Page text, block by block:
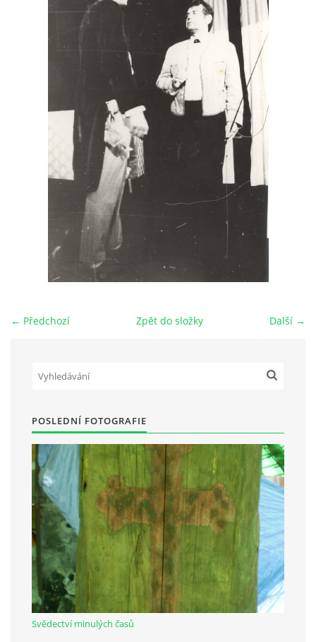
KDY, KDE A CO HRAJEME
HRY OD ROKU 1973
FOTOALBUM
ČLENOVÉ - SOUČASNOST
HRY DO ROKU 1973
MÍSTO PRO VAŠE VZKAZY!!
Občanská vzdělávací jednota "Komenský" v Choceradech z.s.
257 24 Chocerady
IČ: 498 28 614
Kontaktní osoba:
Mgr. Miroslava Cinkeisová
723 967 851
Mirkaci@email.cz
© 2026 eStránky.cz RSS
← Předchozí Další →
Zpět do složky
POSLEDNÍ FOTOGRAFIE
Svědectví minulých časů